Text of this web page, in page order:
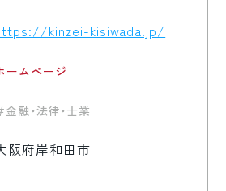
kinzei-kisiwada.jp/
ームページ
金融・法律・士業
阪府岸和田市